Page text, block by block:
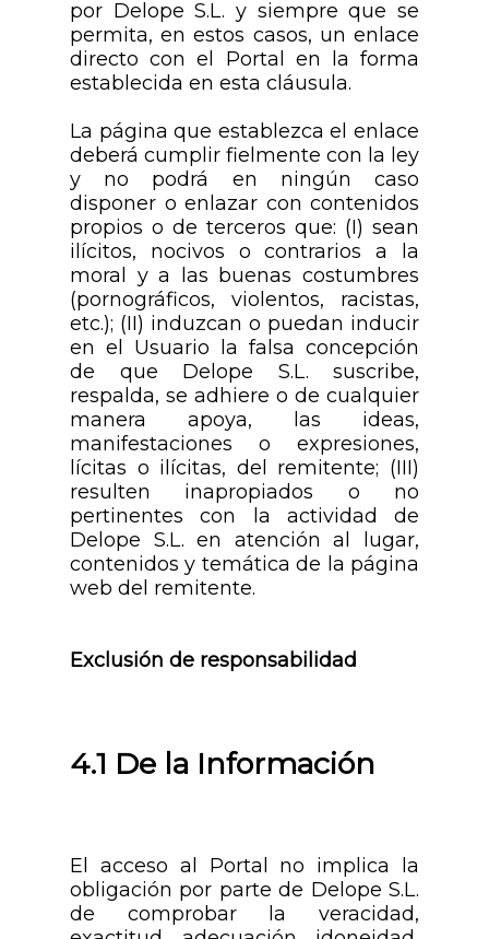
por Delope S.L. y siempre que se
permita, en estos casos, un enlace
directo con el Portal en la forma
establecida en esta cláusula.
La página que establezca el enlace
deberá cumplir fielmente con la ley
y no podrá en ningún caso
disponer o enlazar con contenidos
propios o de terceros que: (I) sean
ilícitos, nocivos o contrarios a la
moral y a las buenas costumbres
(pornográficos, violentos, racistas,
etc.); (II) induzcan o puedan inducir
en el Usuario la falsa concepción
de que Delope S.L. suscribe,
respalda, se adhiere o de cualquier
manera apoya, las ideas,
manifestaciones o expresiones,
lícitas o ilícitas, del remitente; (III)
resulten inapropiados o no
pertinentes con la actividad de
Delope S.L. en atención al lugar,
contenidos y temática de la página
web del remitente.
Exclusión de responsabilidad
4.1 De la Información
El acceso al Portal no implica la
obligación por parte de Delope S.L.
de comprobar la veracidad,